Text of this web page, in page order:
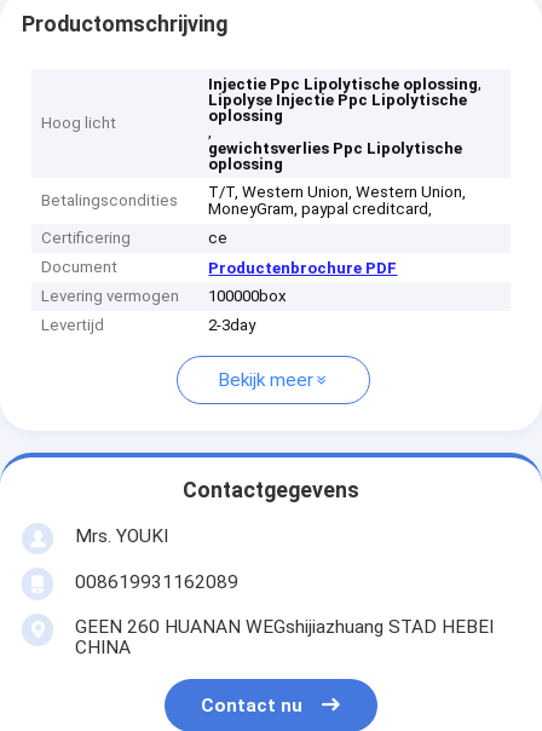
Productomschrijving
Hoog licht
Injectie Ppc Lipolytische oplossing,
Lipolyse Injectie Ppc Lipolytische
oplossing
,
gewichtsverlies Ppc Lipolytische
oplossing
Betalingscondities
T/T, Western Union, Western Union,
MoneyGram, paypal creditcard,
Certificering
ce
Document
Productenbrochure PDF
Levering vermogen
100000box
Levertijd
2-3day
Bekijk meer
Contactgegevens
Mrs. YOUKI
008619931162089
GEEN 260 HUANAN WEGshijiazhuang STAD HEBEI
CHINA
Contact nu